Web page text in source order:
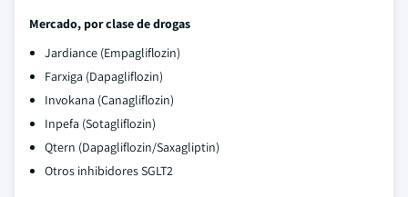
Mercado, por clase de drogas
Jardiance (Empagliflozin)
Farxiga (Dapagliflozin)
Invokana (Canagliflozin)
Inpefa (Sotagliflozin)
Qtern (Dapagliflozin/Saxagliptin)
Otros inhibidores SGLT2